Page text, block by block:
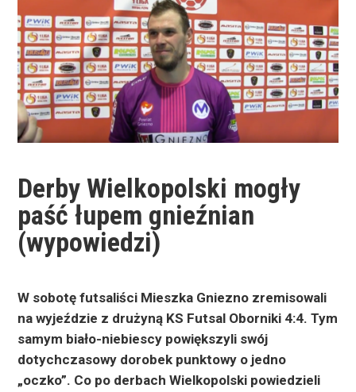
Derby Wielkopolski mogły
paść łupem gnieźnian
(wypowiedzi)
W sobotę futsaliści Mieszka Gniezno zremisowali
na wyjeździe z drużyną KS Futsal Oborniki 4:4. Tym
samym biało-niebiescy powiększyli swój
dotychczasowy dorobek punktowy o jedno
„oczko”. Co po derbach Wielkopolski powiedzieli